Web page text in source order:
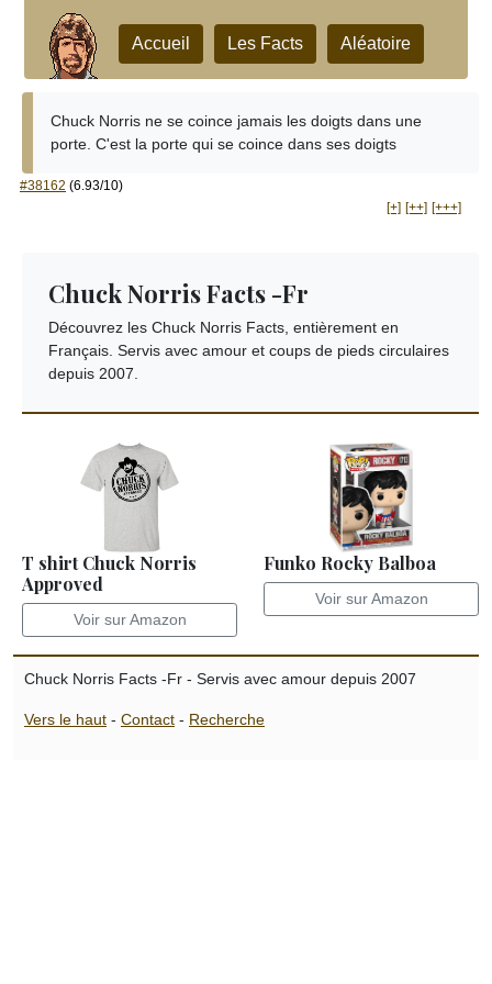
Accueil Les Facts Aléatoire
Chuck Norris ne se coince jamais les doigts dans une
porte. C'est la porte qui se coince dans ses doigts
#38162 (6.93/10)
[+] [++] [+++]
Chuck Norris Facts -Fr
Découvrez les Chuck Norris Facts, entièrement en
Français. Servis avec amour et coups de pieds circulaires
depuis 2007.
T shirt Chuck Norris
Approved
Voir sur Amazon
Funko Rocky Balboa
Voir sur Amazon
Chuck Norris Facts -Fr - Servis avec amour depuis 2007
Vers le haut - Contact - Recherche